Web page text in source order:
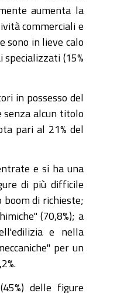
aumenta la
commerciali e
sono in lieve calo
specializzati (15%
in possesso del
senza alcun titolo
pari al 21% del
e si ha una
di più difficile
boom di richieste;
(70,8%); a
e nella
per un
delle figure